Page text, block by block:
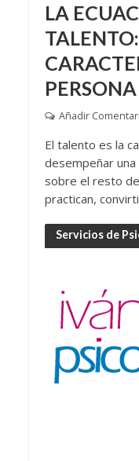
LA
TALENTO:
Añadir
El talento es la
desempeñar
sobre el resto
practican,
Servicios de